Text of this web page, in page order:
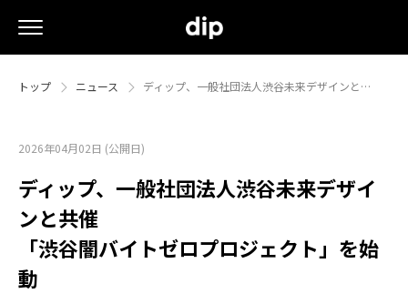
トップ ニュース ディップ、一般社団法人渋谷未来デザインと…
2026年04月02日 (公開日)
ディップ、一般社団法人渋谷未来デザイ
ンと共催
「渋谷闇バイトゼロプロジェクト」を始
動